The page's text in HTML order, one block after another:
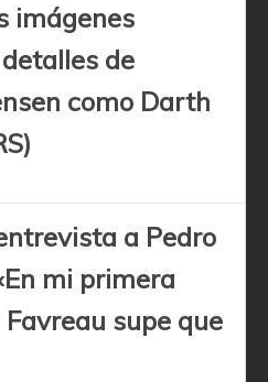
imágenes
de
como Darth
a Pedro
mi primera
supe que